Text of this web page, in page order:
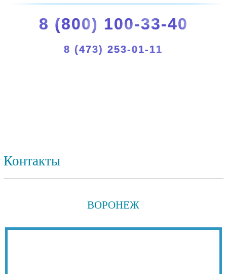
8 (800) 100-33-40
8 (473) 253-01-11
Контакты
ВОРОНЕЖ